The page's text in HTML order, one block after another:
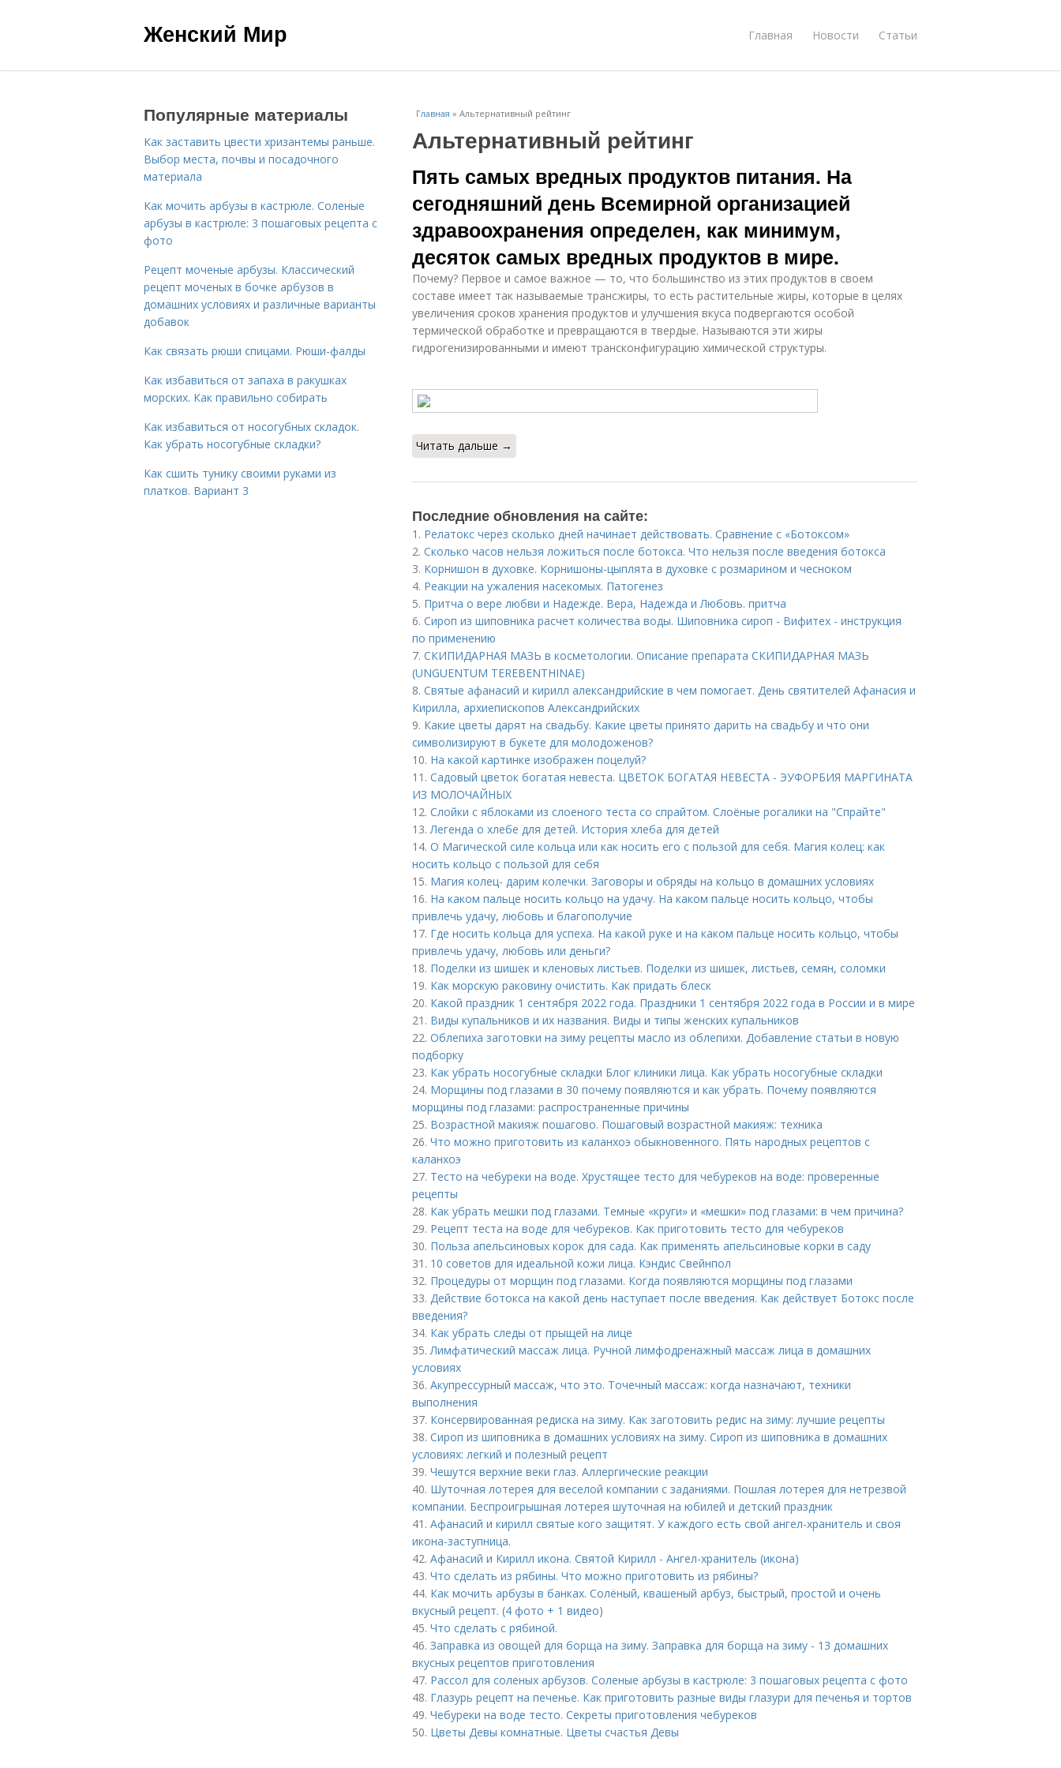
Женский Мир Главная Новости Статьи
Главная » Альтернативный рейтинг
Альтернативный рейтинг
Пять самых вредных продуктов питания. На
сегодняшний день Всемирной организацией
здравоохранения определен, как минимум,
десяток самых вредных продуктов в мире.
Почему? Первое и самое важное — то, что большинство из этих продуктов в своем
составе имеет так называемые трансжиры, то есть растительные жиры, которые в целях
увеличения сроков хранения продуктов и улучшения вкуса подвергаются особой
термической обработке и превращаются в твердые. Называются эти жиры
гидрогенизированными и имеют трансконфигурацию химической структуры.
Читать дальше →
Последние обновления на сайте:
1. Релатокс через сколько дней начинает действовать. Сравнение с «Ботоксом»
2. Сколько часов нельзя ложиться после ботокса. Что нельзя после введения ботокса
3. Корнишон в духовке. Корнишоны-цыплята в духовке с розмарином и чесноком
4. Реакции на ужаления насекомых. Патогенез
5. Притча о вере любви и Надежде. Вера, Надежда и Любовь. притча
6. Сироп из шиповника расчет количества воды. Шиповника сироп - Вифитех - инструкция
по применению
7. СКИПИДАРНАЯ МАЗЬ в косметологии. Описание препарата СКИПИДАРНАЯ МАЗЬ
(UNGUENTUM TEREBENTHINAE)
8. Святые афанасий и кирилл александрийские в чем помогает. День святителей Афанасия и
Кирилла, архиепископов Александрийских
9. Какие цветы дарят на свадьбу. Какие цветы принято дарить на свадьбу и что они
символизируют в букете для молодоженов?
10. На какой картинке изображен поцелуй?
11. Садовый цветок богатая невеста. ЦВЕТОК БОГАТАЯ НЕВЕСТА - ЭУФОРБИЯ МАРГИНАТА
ИЗ МОЛОЧАЙНЫХ
12. Слойки с яблоками из слоеного теста со спрайтом. Слоёные рогалики на "Спрайте"
13.Легенда о хлебе для детей. История хлеба для детей
14. О Магической силе кольца или как носить его с пользой для себя. Магия колец: как
носить кольцо с пользой для себя
15. Магия колец- дарим колечки. Заговоры и обряды на кольцо в домашних условиях
16. На каком пальце носить кольцо на удачу. На каком пальце носить кольцо, чтобы
привлечь удачу, любовь и благополучие
17. Где носить кольца для успеха. На какой руке и на каком пальце носить кольцо, чтобы
привлечь удачу, любовь или деньги?
18. Поделки из шишек и кленовых листьев. Поделки из шишек, листьев, семян, соломки
19. Как морскую раковину очистить. Как придать блеск
20. Какой праздник 1 сентября 2022 года. Праздники 1 сентября 2022 года в России и в мире
21. Виды купальников и их названия. Виды и типы женских купальников
22. Облепиха заготовки на зиму рецепты масло из облепихи. Добавление статьи в новую
подборку
23. Как убрать носогубные складки Блог клиники лица. Как убрать носогубные складки
24. Морщины под глазами в 30 почему появляются и как убрать. Почему появляются
морщины под глазами: распространенные причины
25. Возрастной макияж пошагово. Пошаговый возрастной макияж: техника
26. Что можно приготовить из каланхоэ обыкновенного. Пять народных рецептов с
каланхоэ
27. Тесто на чебуреки на воде. Хрустящее тесто для чебуреков на воде: проверенные
рецепты
28. Как убрать мешки под глазами. Темные «круги» и «мешки» под глазами: в чем причина?
29. Рецепт теста на воде для чебуреков. Как приготовить тесто для чебуреков
30. Польза апельсиновых корок для сада. Как применять апельсиновые корки в саду
31. 10 советов для идеальной кожи лица. Кэндис Свейнпол
32. Процедуры от морщин под глазами. Когда появляются морщины под глазами
33. Действие ботокса на какой день наступает после введения. Как действует Ботокс после
введения?
34. Как убрать следы от прыщей на лице
35.Лимфатический массаж лица. Ручной лимфодренажный массаж лица в домашних
условиях
36. Акупрессурный массаж, что это. Точечный массаж: когда назначают, техники
выполнения
37. Консервированная редиска на зиму. Как заготовить редис на зиму: лучшие рецепты
38. Сироп из шиповника в домашних условиях на зиму. Сироп из шиповника в домашних
условиях: легкий и полезный рецепт
39. Чешутся верхние веки глаз. Аллергические реакции
40. Шуточная лотерея для веселой компании с заданиями. Пошлая лотерея для нетрезвой
компании. Беспроигрышная лотерея шуточная на юбилей и детский праздник
41. Афанасий и кирилл святые кого защитят. У каждого есть свой ангел-хранитель и своя
икона-заступница.
42. Афанасий и Кирилл икона. Святой Кирилл - Ангел-хранитель (икона)
43. Что сделать из рябины. Что можно приготовить из рябины?
44. Как мочить арбузы в банках. Солёный, квашеный арбуз, быстрый, простой и очень
вкусный рецепт. (4 фото + 1 видео)
45. Что сделать с рябиной.
46. Заправка из овощей для борща на зиму. Заправка для борща на зиму - 13 домашних
вкусных рецептов приготовления
47. Рассол для соленых арбузов. Соленые арбузы в кастрюле: 3 пошаговых рецепта с фото
48. Глазурь рецепт на печенье. Как приготовить разные виды глазури для печенья и тортов
49. Чебуреки на воде тесто. Секреты приготовления чебуреков
50. Цветы Девы комнатные. Цветы счастья Девы
Популярные материалы
Как заставить цвести хризантемы раньше.
Выбор места, почвы и посадочного
материала
Как мочить арбузы в кастрюле. Соленые
арбузы в кастрюле: 3 пошаговых рецепта с
фото
Рецепт моченые арбузы. Классический
рецепт моченых в бочке арбузов в
домашних условиях и различные варианты
добавок
Как связать рюши спицами. Рюши-фалды
Как избавиться от запаха в ракушках
морских. Как правильно собирать
Как избавиться от носогубных складок.
Как убрать носогубные складки?
Как сшить тунику своими руками из
платков. Вариант 3